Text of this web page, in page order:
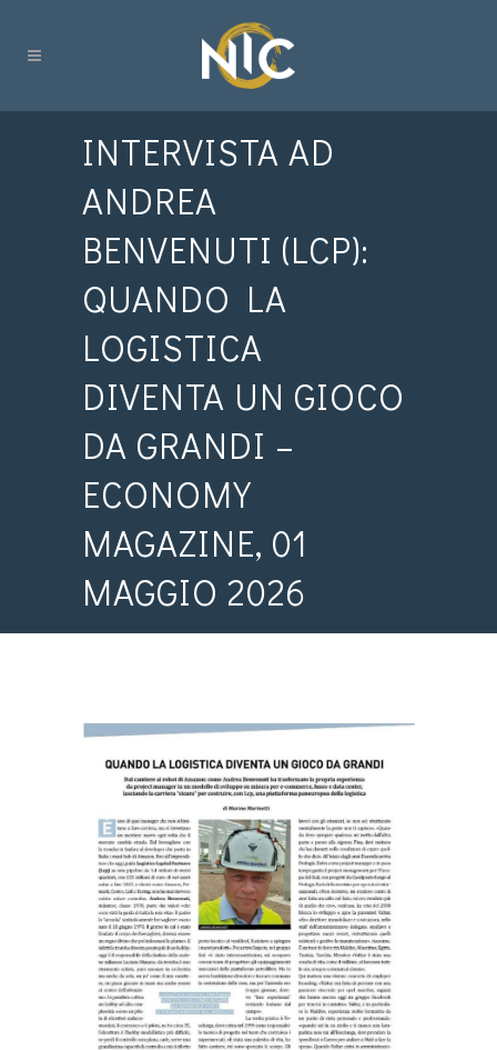
INTERVISTA AD
ANDREA
BENVENUTI (LCP):
QUANDO LA
LOGISTICA
DIVENTA UN GIOCO
DA GRANDI –
ECONOMY
MAGAZINE, 01
MAGGIO 2026